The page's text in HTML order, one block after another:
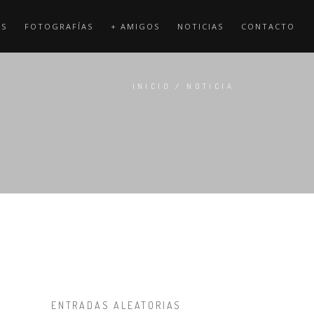
FOTOGRAFÍAS + AMIGOS NOTICIAS CONTACTO
INICIO / NOTICIA
ENTRADAS ALEATORIAS